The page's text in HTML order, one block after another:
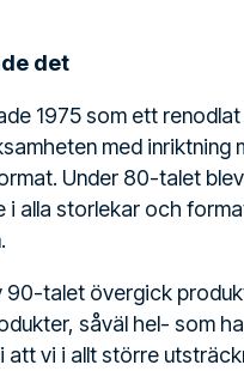
det
1975 som ett
med
Under 80-talet
i alla storlekar och
90-talet övergick
såväl hel- som
att vi i allt större